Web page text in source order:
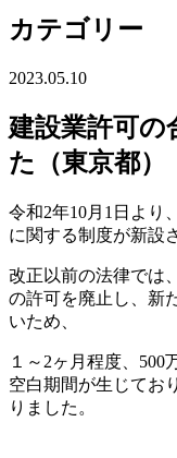
カテゴリー
2023.05.10
建設業許可の
た（東京都）
令和2年10月1日より
に関する制度が新設
改正以前の法律では
の許可を廃止し、新
いため、
１～2ヶ月程度、500
空白期間が生じてお
りました。